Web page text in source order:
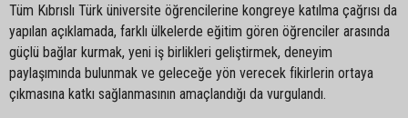
Tüm Kıbrıslı Türk üniversite öğrencilerine kongreye katılma çağrısı da
yapılan açıklamada, farklı ülkelerde eğitim gören öğrenciler arasında
güçlü bağlar kurmak, yeni iş birlikleri geliştirmek, deneyim
paylaşımında bulunmak ve geleceğe yön verecek fikirlerin ortaya
çıkmasına katkı sağlanmasının amaçlandığı da vurgulandı.